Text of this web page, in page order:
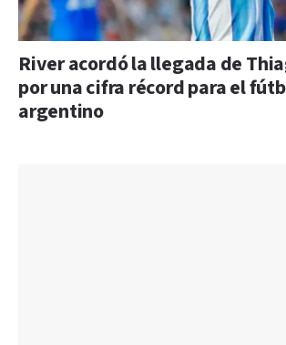
River acordó la llegada de
por una cifra récord para el
argentino